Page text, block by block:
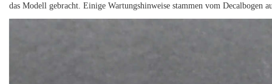
das Modell gebracht. Einige Wartungshinweise stammen vom Decalbogen